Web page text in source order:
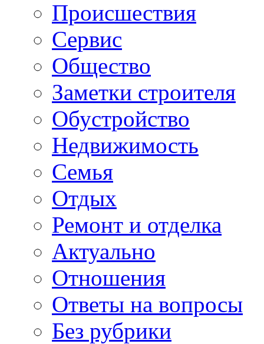
Происшествия
Сервис
Общество
Заметки строителя
Обустройство
Недвижимость
Семья
Отдых
Ремонт и отделка
Актуально
Отношения
Ответы на вопросы
Без рубрики